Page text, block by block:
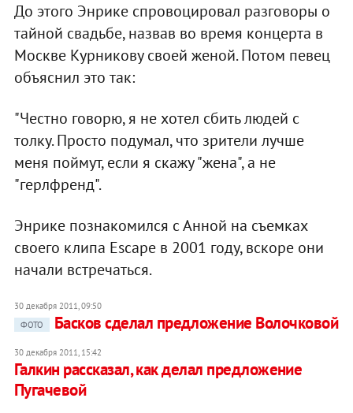
До этого Энрике спровоцировал разговоры о
тайной свадьбе, назвав во время концерта в
Москве Курникову своей женой. Потом певец
объяснил это так:
"Честно говорю, я не хотел сбить людей с
толку. Просто подумал, что зрители лучше
меня поймут, если я скажу "жена", а не
"герлфренд".
Энрике познакомился с Анной на съемках
своего клипа Escape в 2001 году, вскоре они
начали встречаться.
30 декабря 2011, 09:50
ФОТО
Басков сделал предложение Волочковой
30 декабря 2011, 15:42
Галкин рассказал, как делал предложение
Пугачевой